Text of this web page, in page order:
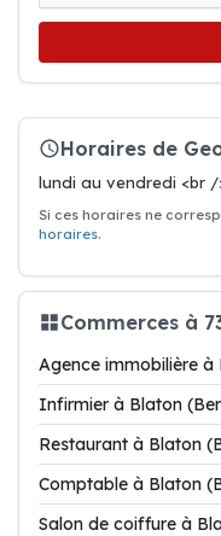
Horaires de
lundi au vendredi <br /
Si ces horaires ne
horaires.
Commerces à
Agence immobilière à
Infirmier à Blaton
Restaurant à Blaton
Comptable à Blaton
Salon de coiffure à